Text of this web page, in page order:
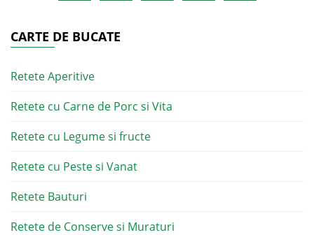
CARTE DE BUCATE
Retete Aperitive
Retete cu Carne de Porc si Vita
Retete cu Legume si fructe
Retete cu Peste si Vanat
Retete Bauturi
Retete de Conserve si Muraturi